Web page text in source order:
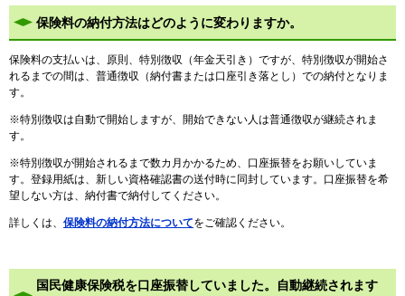
保険料の納付方法はどのように変わりますか。
保険料の支払いは、原則、特別徴収（年金天引き）ですが、特別徴収が開始さ
れるまでの間は、普通徴収（納付書または口座引き落とし）での納付となりま
す。
※特別徴収は自動で開始しますが、開始できない人は普通徴収が継続されま
す。
※特別徴収が開始されるまで数カ月かかるため、口座振替をお願いしていま
す。登録用紙は、新しい資格確認書の送付時に同封しています。口座振替を希
望しない方は、納付書で納付してください。
詳しくは、 保険料の納付方法についてをご確認ください。
国民健康保険税を口座振替していました。自動継続されます